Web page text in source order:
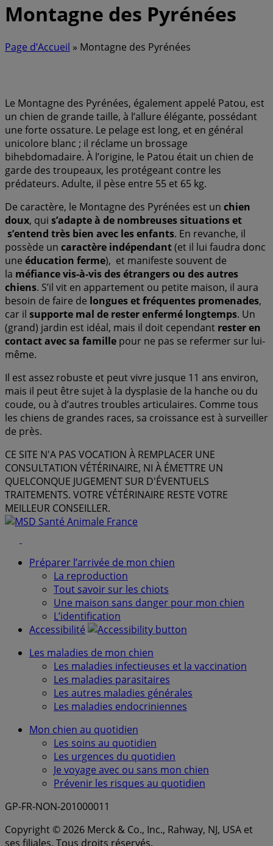
Montagne des Pyrénées
Page d’Accueil » Montagne des Pyrénées
Le Montagne des Pyrénées, également appelé Patou, est
un chien de grande taille, à l’allure élégante, possédant
une forte ossature. Le pelage est long, et en général
unicolore blanc ; il réclame un brossage
bihebdomadaire. À l’origine, le Patou était un chien de
garde des troupeaux, les protégeant contre les
prédateurs. Adulte, il pèse entre 55 et 65 kg.
De caractère, le Montagne des Pyrénées est un chien
doux, qui s’adapte à de nombreuses situations et
s’entend très bien avec les enfants. En revanche, il
possède un caractère indépendant(et il lui faudra donc
une éducation ferme), et manifeste souvent de
la méfiance vis-à-vis des étrangers ou des autres
chiens. S’il vit en appartement ou petite maison, il aura
besoin de faire de longues et fréquentes promenades,
car il supporte mal de rester enfermé longtemps. Un
(grand) jardin est idéal, mais il doit cependant rester en
contact avec sa famille pour ne pas se refermer sur lui-
même.
Il est assez robuste et peut vivre jusque 11 ans environ,
mais il peut être sujet à la dysplasie de la hanche ou du
coude, ou à d’autres troubles articulaires. Comme tous
les chiens de grandes races, sa croissance est à surveiller
de près.
CE SITE N'A PAS VOCATION À REMPLACER UNE
CONSULTATION VÉTÉRINAIRE, NI À ÉMETTRE UN
QUELCONQUE JUGEMENT SUR D'ÉVENTUELS
TRAITEMENTS. VOTRE VÉTÉRINAIRE RESTE VOTRE
MEILLEUR CONSEILLER.
Préparer l’arrivée de mon chien
La reproduction
Tout savoir sur les chiots
Une maison sans danger pour mon chien
L’identification
Accessibilité
Les maladies de mon chien
Les maladies infectieuses et la vaccination
Les maladies parasitaires
Les autres maladies générales
Les maladies endocriniennes
Mon chien au quotidien
Les soins au quotidien
Les urgences du quotidien
Je voyage avec ou sans mon chien
Prévenir les risques au quotidien
GP-FR-NON-201000011
Copyright © 2026 Merck & Co., Inc., Rahway, NJ, USA et
ses filiales. Tous droits réservés.